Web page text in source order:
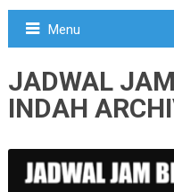
Menu
JADWAL
INDAH